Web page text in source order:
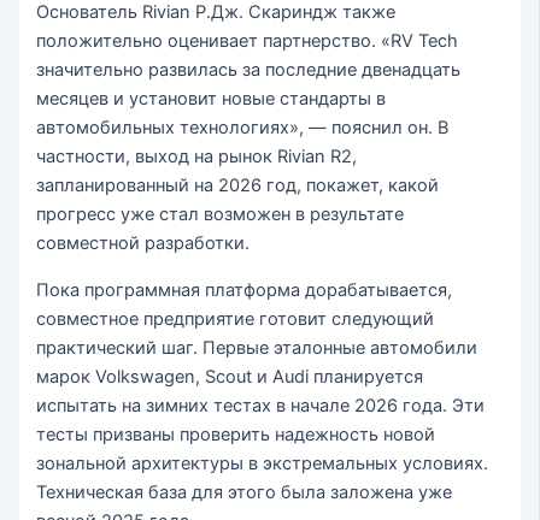
Основатель Rivian Р.Дж. Скариндж также
положительно оценивает партнерство. «RV Tech
значительно развилась за последние двенадцать
месяцев и установит новые стандарты в
автомобильных технологиях», — пояснил он. В
частности, выход на рынок Rivian R2,
запланированный на 2026 год, покажет, какой
прогресс уже стал возможен в результате
совместной разработки.
Пока программная платформа дорабатывается,
совместное предприятие готовит следующий
практический шаг. Первые эталонные автомобили
марок Volkswagen, Scout и Audi планируется
испытать на зимних тестах в начале 2026 года. Эти
тесты призваны проверить надежность новой
зональной архитектуры в экстремальных условиях.
Техническая база для этого была заложена уже